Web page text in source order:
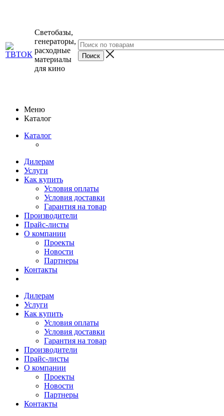
Светобазы,
генераторы,
расходные
материалы
для кино
Меню
Каталог
Каталог
Дилерам
Услуги
Как купить
Условия оплаты
Условия доставки
Гарантия на товар
Производители
Прайс-листы
О компании
Проекты
Новости
Партнеры
Контакты
Дилерам
Услуги
Как купить
Условия оплаты
Условия доставки
Гарантия на товар
Производители
Прайс-листы
О компании
Проекты
Новости
Партнеры
Контакты